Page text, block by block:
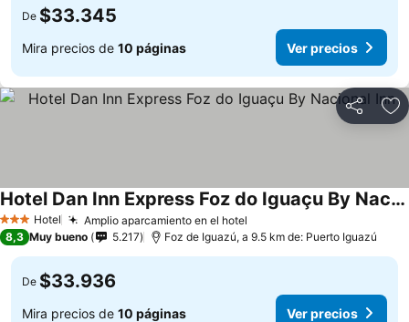
De $33.345
Mira precios de 10 páginas Ver precios
Compartir
3 Estrellas
Hotel Amplio aparcamiento en el hotel
Hotel Dan Inn Express Foz do Iguaçu By Nacional Inn
8,3 Muy bueno 5.217 Foz de Iguazú, a 9.5 km de: Puerto Iguazú
De $33.936
Mira precios de 10 páginas Ver precios